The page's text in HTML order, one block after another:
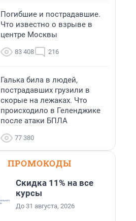
Погибшие и пострадавшие.
Что известно о взрыве в
центре Москвы
83 408 216
Галька била в людей,
пострадавших грузили в
скорые на лежаках. Что
происходило в Геленджике
после атаки БПЛА
77 380
ПРОМОКОДЫ
Скидка 11% на все
курсы
До 31 августа, 2026